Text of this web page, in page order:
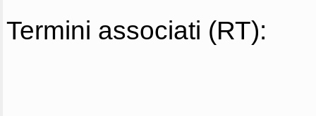
Termini associati (RT):